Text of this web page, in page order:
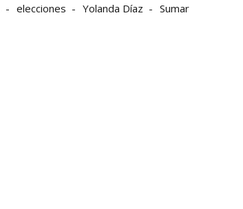
elecciones Yolanda Díaz Sumar